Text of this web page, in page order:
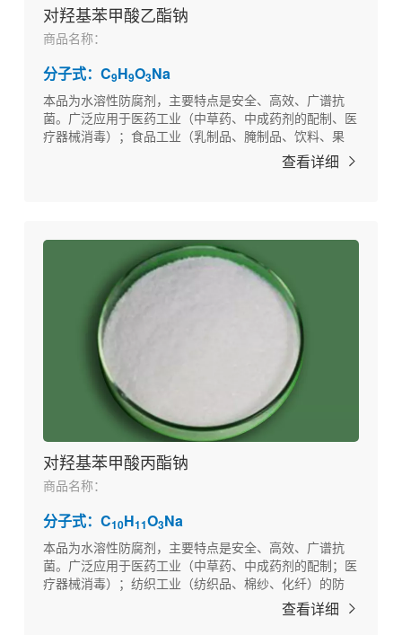
对羟基苯甲酸乙酯钠
商品名称：
分子式：C9H9O3Na
本品为水溶性防腐剂，主要特点是安全、高效、广谱抗
菌。广泛应用于医药工业（中草药、中成药剂的配制、医
疗器械消毒）；食品工业（乳制品、腌制品、饮料、果
汁、果冻、糕点等）；纺织工业（纺织品、棉纱、化纤）
的防腐。以及其他如化妆品、饲料、日用工业品的防腐。
查看详细
对羟基苯甲酸丙酯钠
商品名称：
分子式：C10H11O3Na
本品为水溶性防腐剂，主要特点是安全、高效、广谱抗
菌。广泛应用于医药工业（中草药、中成药剂的配制；医
疗器械消毒）；纺织工业（纺织品、棉纱、化纤）的防
腐。以及其他如化妆品、饲料、日用工业品的防腐。
查看详细